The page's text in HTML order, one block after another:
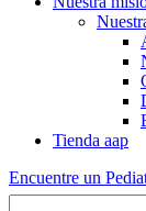
Tienda aap
Encuentre un